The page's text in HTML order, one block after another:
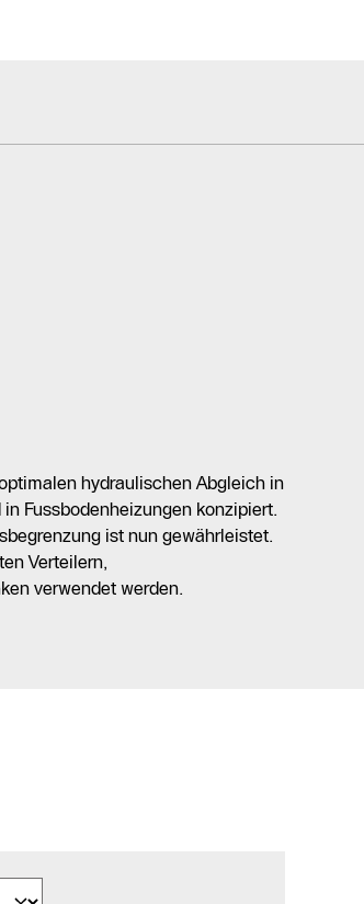
hydraulischen Abgleich in
Fussbodenheizungen konzipiert.
ist nun gewährleistet.
Verteilern,
verwendet werden.